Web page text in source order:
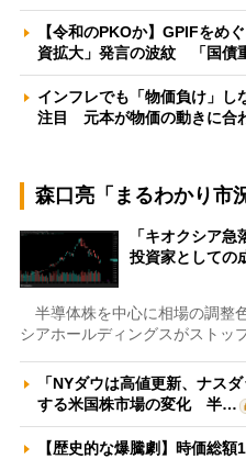
【令和のPKOか】GPIFをめ
資拡大」発言の波紋 「国債
インフレでも「物価負け」し
注目 元本が物価の動きに合
森口亮「まるわかり市
「キオクシア
投資家として
半導体株を中心に相場の調整
シアホールディングスがストッ
「NYダウは高値更新、ナス
する米国株市場の変化 半…
【歴史的な爆騰劇】時価総